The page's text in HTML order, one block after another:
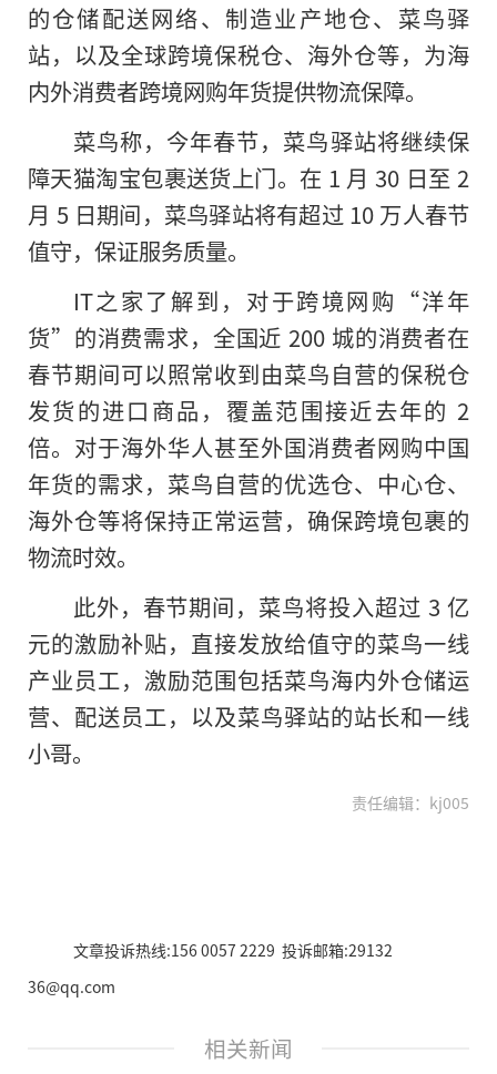
的仓储配送网络、制造业产地仓、菜鸟驿
站，以及全球跨境保税仓、海外仓等，为海
内外消费者跨境网购年货提供物流保障。
菜鸟称，今年春节，菜鸟驿站将继续保
障天猫淘宝包裹送货上门。在 1 月 30 日至 2
月 5 日期间，菜鸟驿站将有超过 10 万人春节
值守，保证服务质量。
IT之家了解到，对于跨境网购“洋年
货”的消费需求，全国近 200 城的消费者在
春节期间可以照常收到由菜鸟自营的保税仓
发货的进口商品，覆盖范围接近去年的 2
倍。对于海外华人甚至外国消费者网购中国
年货的需求，菜鸟自营的优选仓、中心仓、
海外仓等将保持正常运营，确保跨境包裹的
物流时效。
此外，春节期间，菜鸟将投入超过 3 亿
元的激励补贴，直接发放给值守的菜鸟一线
产业员工，激励范围包括菜鸟海内外仓储运
营、配送员工，以及菜鸟驿站的站长和一线
小哥。
责任编辑：kj005
文章投诉热线:156 0057 2229 投诉邮箱:29132
36@qq.com
相关新闻